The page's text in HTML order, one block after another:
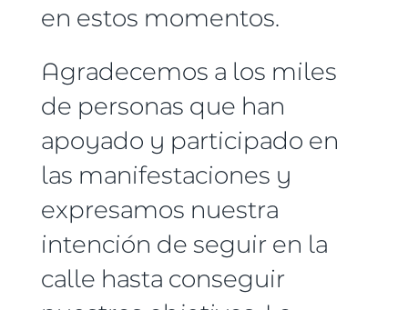
en estos momentos.
Agradecemos a los miles
de personas que han
apoyado y participado en
las manifestaciones y
expresamos nuestra
intención de seguir en la
calle hasta conseguir